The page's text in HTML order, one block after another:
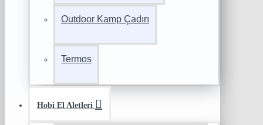
Outdoor Kamp Çadırı
Termos
Hobi El Aletleri